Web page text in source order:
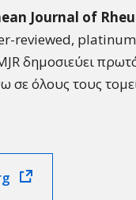
Journal of
reviewed,
δημοσιεύει
σε όλους τους